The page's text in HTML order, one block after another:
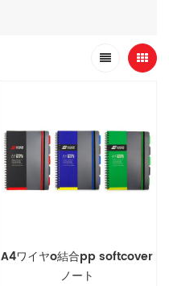
A4ワイヤo結合pp softcover
ノート